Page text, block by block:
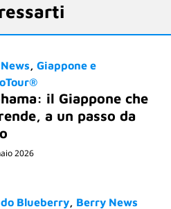
Giappone e
il Giappone che
a un passo da
2026
Blueberry Berry News